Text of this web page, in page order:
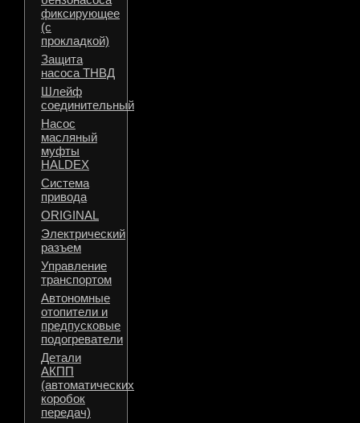
фиксирующее
(с
прокладкой)
Защита
насоса ТНВД
Шлейф
соединительный
Насос
масляный
муфты
HALDEX
Система
привода
ORIGINAL
Электрический
разъем
Управление
транспортом
Автономные
отопители и
предпусковые
подогреватели
Детали
АКПП
(автоматических
коробок
передач)